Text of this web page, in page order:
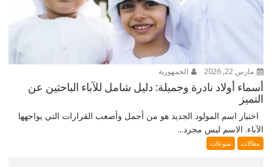
مارس 22, 2026 الجمهورية
أسماء أولاد نادرة وجميلة: دليل شامل للآباء الباحثين عن
التميز
اختيار اسم المولود الجديد هو من أجمل وأصعب القرارات التي يواجهها
الآباء. الاسم ليس مجرد...
مقالات منوعات